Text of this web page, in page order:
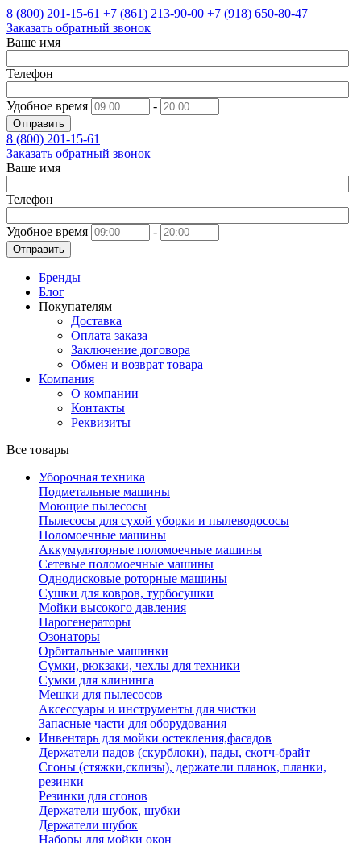
8 (800) 201-15-61 +7 (861) 213-90-00 +7 (918) 650-80-47
Заказать обратный звонок
Ваше имя
Телефон
Удобное время -
Отправить
8 (800) 201-15-61
Заказать обратный звонок
Ваше имя
Телефон
Удобное время -
Отправить
Бренды
Блог
Покупателям
Доставка
Оплата заказа
Заключение договора
Обмен и возврат товара
Компания
О компании
Контакты
Реквизиты
Все товары
Уборочная техника
Подметальные машины
Моющие пылесосы
Пылесосы для сухой уборки и пылеводососы
Поломоечные машины
Аккумуляторные поломоечные машины
Сетевые поломоечные машины
Однодисковые роторные машины
Сушки для ковров, турбосушки
Мойки высокого давления
Парогенераторы
Озонаторы
Орбитальные машинки
Сумки, рюкзаки, чехлы для техники
Сумки для клининга
Мешки для пылесосов
Аксессуары и инструменты для чистки
Запасные части для оборудования
Инвентарь для мойки остекления,фасадов
Держатели падов (скурблоки), пады, скотч-брайт
Сгоны (стяжки,склизы), держатели планок, планки,
резинки
Резинки для сгонов
Держатели шубок, шубки
Держатели шубок
Наборы для мойки окон